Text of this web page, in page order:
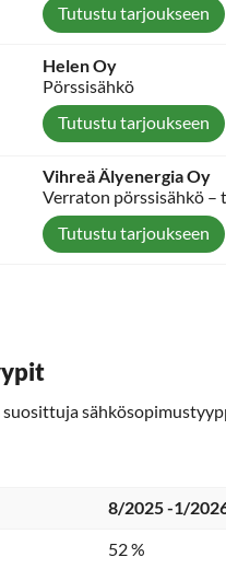
Tutustu tarjoukseen
Helen Oy
Pörssisähkö
Tutustu tarjoukseen
Vihreä Älyenergia Oy
Verraton pörssisähkö –
Tutustu tarjoukseen
8/2025 -1/
52 %